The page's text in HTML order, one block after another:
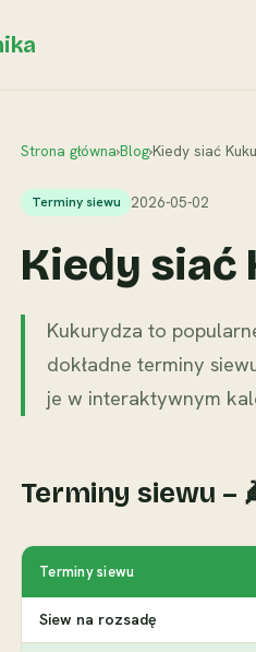
Strona główna›Blog›Kiedy siać
Terminy siewu 2026-05-02
Kiedy siać
Kukurydza to
dokładne terminy
je w interaktywnym
Terminy siewu –
Terminy siewu
Siew na rozsadę